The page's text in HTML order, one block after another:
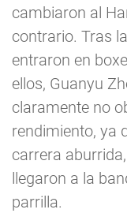
cambiaron al
contrario. Tras
entraron en
ellos, Guanyu
claramente no
rendimiento, ya
carrera
llegaron a la
parrilla.